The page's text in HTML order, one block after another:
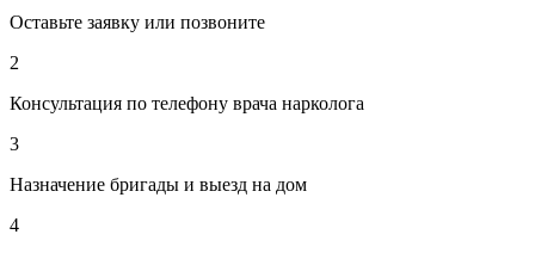
Оставьте заявку или позвоните
2
Консультация по телефону врача нарколога
3
Назначение бригады и выезд на дом
4